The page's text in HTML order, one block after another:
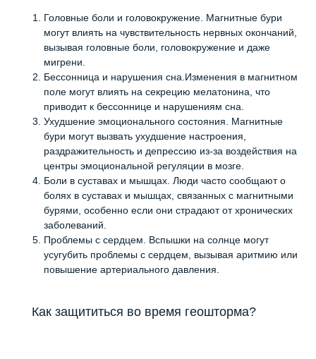
Головные боли и головокружение. Магнитные бури
могут влиять на чувствительность нервных окончаний,
вызывая головные боли, головокружение и даже
мигрени.
Бессонница и нарушения сна.Изменения в магнитном
поле могут влиять на секрецию мелатонина, что
приводит к бессоннице и нарушениям сна.
Ухудшение эмоционального состояния. Магнитные
бури могут вызвать ухудшение настроения,
раздражительность и депрессию из-за воздействия на
центры эмоциональной регуляции в мозге.
Боли в суставах и мышцах. Люди часто сообщают о
болях в суставах и мышцах, связанных с магнитными
бурями, особенно если они страдают от хронических
заболеваний.
Проблемы с сердцем. Вспышки на солнце могут
усугубить проблемы с сердцем, вызывая аритмию или
повышение артериального давления.
Как защититься во время геошторма?